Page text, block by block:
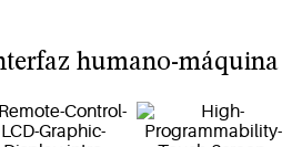
humano-máquina